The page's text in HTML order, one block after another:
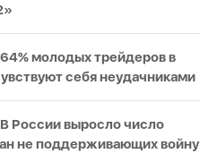
64% молодых трейдеров в
себя неудачниками
В России выросло число
не поддерживающих войну